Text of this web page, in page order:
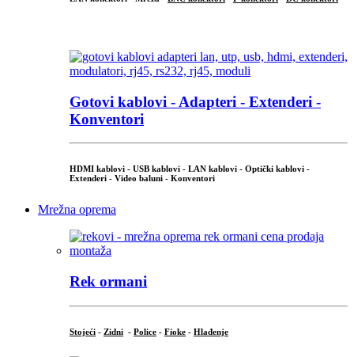
Gotovi kablovi - Adapteri - Extenderi -
Konventori
HDMI kablovi - USB kablovi - LAN kablovi - Optički kablovi -
Extenderi - Video baluni - Konventori
Mrežna oprema
Rek ormani
Stojeći - Zidni - Police - Fioke - Hlađenje